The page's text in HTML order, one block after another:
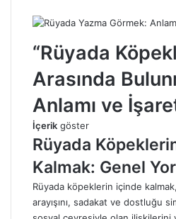
“Rüyada
Arasında
Anlamı ve
İçerik göster
Rüyada
Kalmak: Genel
Rüyada köpeklerin içinde
arayışını, sadakat ve dostluğu